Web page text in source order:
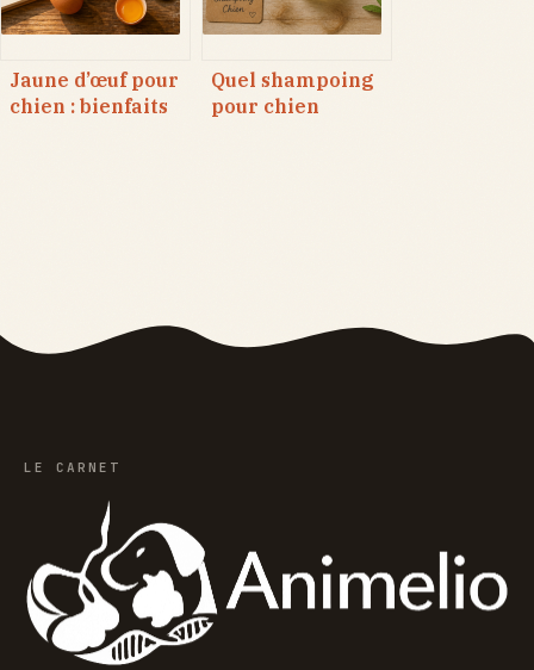
Jaune d’œuf pour
chien : bienfaits
Quel shampoing
pour chien
LE CARNET